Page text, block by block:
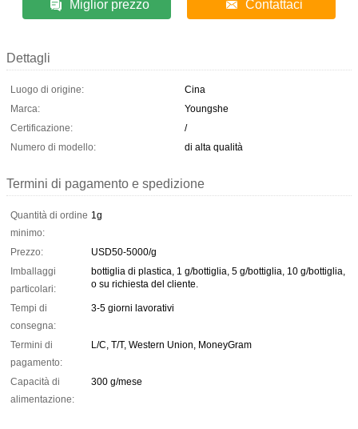
Miglior prezzo Contattaci
Dettagli
Luogo di origine:
Cina
Marca:
Youngshe
Certificazione:
/
Numero di modello:
di alta qualità
Termini di pagamento e spedizione
Quantità di ordine
minimo:
1g
Prezzo:
USD50-5000/g
Imballaggi
particolari:
bottiglia di plastica, 1 g/bottiglia, 5 g/bottiglia, 10 g/bottiglia,
o su richiesta del cliente.
Tempi di
consegna:
3-5 giorni lavorativi
Termini di
pagamento:
L/C, T/T, Western Union, MoneyGram
Capacità di
alimentazione:
300 g/mese